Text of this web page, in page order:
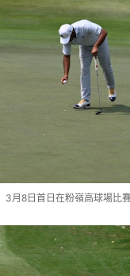
3月8日首日在粉嶺高球場比